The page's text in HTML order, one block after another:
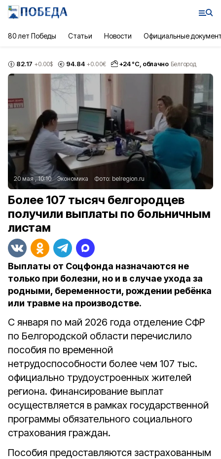
80 лет Победы Статьи Новости Официальные
82.17 +0.00$ 94.84 +0.00€ +24°С, облачно Белгород
20 мая , 10:10 Экономика Фото: belregion.ru
Более 107 тысяч белгородцев
получили выплаты по больничным
листам
Выплаты от Соцфонда назначаются не
только при болезни, но и в случае ухода за
родными, беременности, рождении ребёнка
или травме на производстве.
С января по май 2026 года отделение СФР
по Белгородской области перечислило
пособия по временной
нетрудоспособности более чем 107 тыс.
официально трудоустроенных жителей
региона. Финансирование выплат
осуществляется в рамках государственной
программы обязательного социального
страхования граждан.
Пособия предоставляются застрахованным